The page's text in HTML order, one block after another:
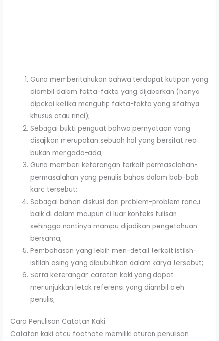
Guna memberitahukan bahwa terdapat kutipan yang
diambil dalam fakta-fakta yang dijabarkan (hanya
dipakai ketika mengutip fakta-fakta yang sifatnya
khusus atau rinci);
Sebagai bukti penguat bahwa pernyataan yang
disajikan merupakan sebuah hal yang bersifat real
bukan mengada-ada;
Guna memberi keterangan terkait permasalahan-
permasalahan yang penulis bahas dalam bab-bab
kara tersebut;
Sebagai bahan diskusi dari problem-problem rancu
baik di dalam maupun di luar konteks tulisan
sehingga nantinya mampu dijadikan pengetahuan
bersama;
Pembahasan yang lebih men-detail terkait istilsh-
istilah asing yang dibubuhkan dalam karya tersebut;
Serta keterangan catatan kaki yang dapat
menunjukkan letak referensi yang diambil oleh
penulis;
Cara Penulisan Catatan Kaki
Catatan kaki atau footnote memiliki aturan penulisan